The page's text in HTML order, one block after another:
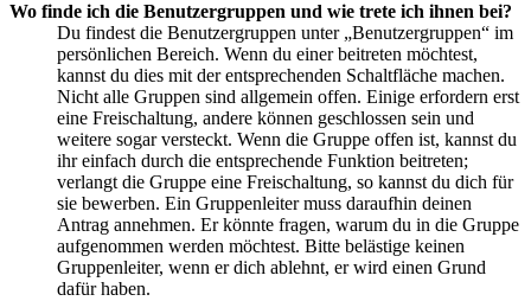
Wo finde ich die Benutzergruppen und wie trete ich ihnen bei?
Du findest die Benutzergruppen unter „Benutzergruppen“ im
persönlichen Bereich. Wenn du einer beitreten möchtest,
kannst du dies mit der entsprechenden Schaltfläche machen.
Nicht alle Gruppen sind allgemein offen. Einige erfordern erst
eine Freischaltung, andere können geschlossen sein und
weitere sogar versteckt. Wenn die Gruppe offen ist, kannst du
ihr einfach durch die entsprechende Funktion beitreten;
verlangt die Gruppe eine Freischaltung, so kannst du dich für
sie bewerben. Ein Gruppenleiter muss daraufhin deinen
Antrag annehmen. Er könnte fragen, warum du in die Gruppe
aufgenommen werden möchtest. Bitte belästige keinen
Gruppenleiter, wenn er dich ablehnt, er wird einen Grund
dafür haben.